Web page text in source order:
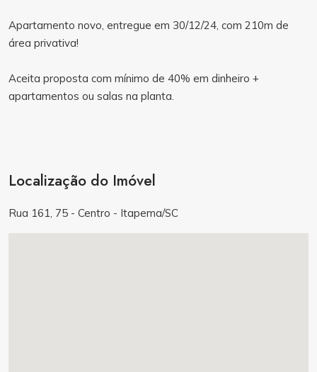
Apartamento novo, entregue em 30/12/24, com 210m de
área privativa!
Aceita proposta com mínimo de 40% em dinheiro +
apartamentos ou salas na planta.
Localização do Imóvel
Rua 161, 75 - Centro - Itapema/SC